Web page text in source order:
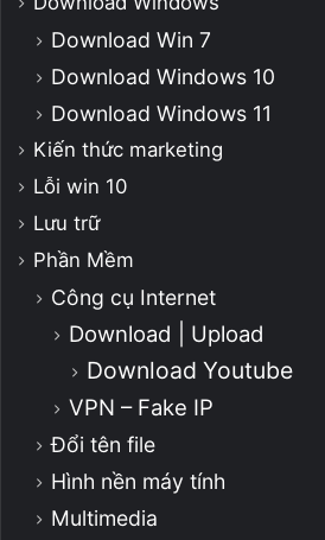
Download Win 7
Download Windows 10
Download Windows 11
Kiến thức marketing
Lỗi win 10
Lưu trữ
Phần Mềm
Công cụ Internet
Download | Upload
Download Youtube
VPN – Fake IP
Đổi tên file
Hình nền máy tính
Multimedia